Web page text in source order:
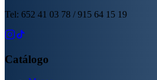
Tel: 652 41 03 78 / 915 64 15 19
Catálogo